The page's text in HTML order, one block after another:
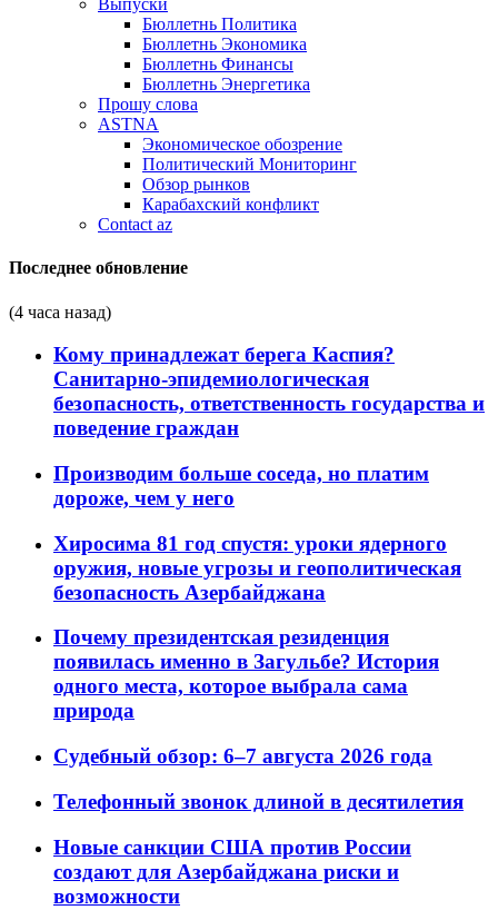
Выпуски
Бюллетнь Политика
Бюллетнь Экономика
Бюллетнь Финансы
Бюллетнь Энергетика
Прошу слова
ASTNA
Экономическое обозрение
Политический Мониторинг
Обзор рынков
Карабахский конфликт
Contact az
Последнее обновление
(4 часа назад)
Кому принадлежат берега Каспия?
Санитарно-эпидемиологическая
безопасность, ответственность государства и
поведение граждан
Производим больше соседа, но платим
дороже, чем у него
Хиросима 81 год спустя: уроки ядерного
оружия, новые угрозы и геополитическая
безопасность Азербайджана
Почему президентская резиденция
появилась именно в Загульбе? История
одного места, которое выбрала сама
природа
Судебный обзор: 6–7 августа 2026 года
Телефонный звонок длиной в десятилетия
Новые санкции США против России
создают для Азербайджана риски и
возможности